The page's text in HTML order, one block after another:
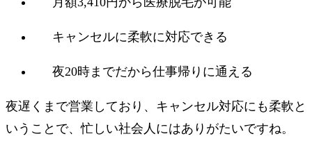
キャンセルに柔軟に対応できる
夜20時までだから仕事帰りに通える
夜遅くまで営業しており、キャンセル対応にも柔軟と
いうことで、忙しい社会人にはありがたいですね。